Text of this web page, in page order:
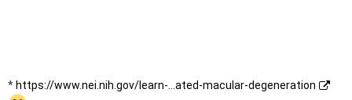
* https://www.nei.nih.gov/learn-…ated-macular-degeneration